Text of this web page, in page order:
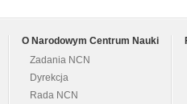
O Narodowym Centrum Nauki
Zadania NCN
Dyrekcja
Rada NCN